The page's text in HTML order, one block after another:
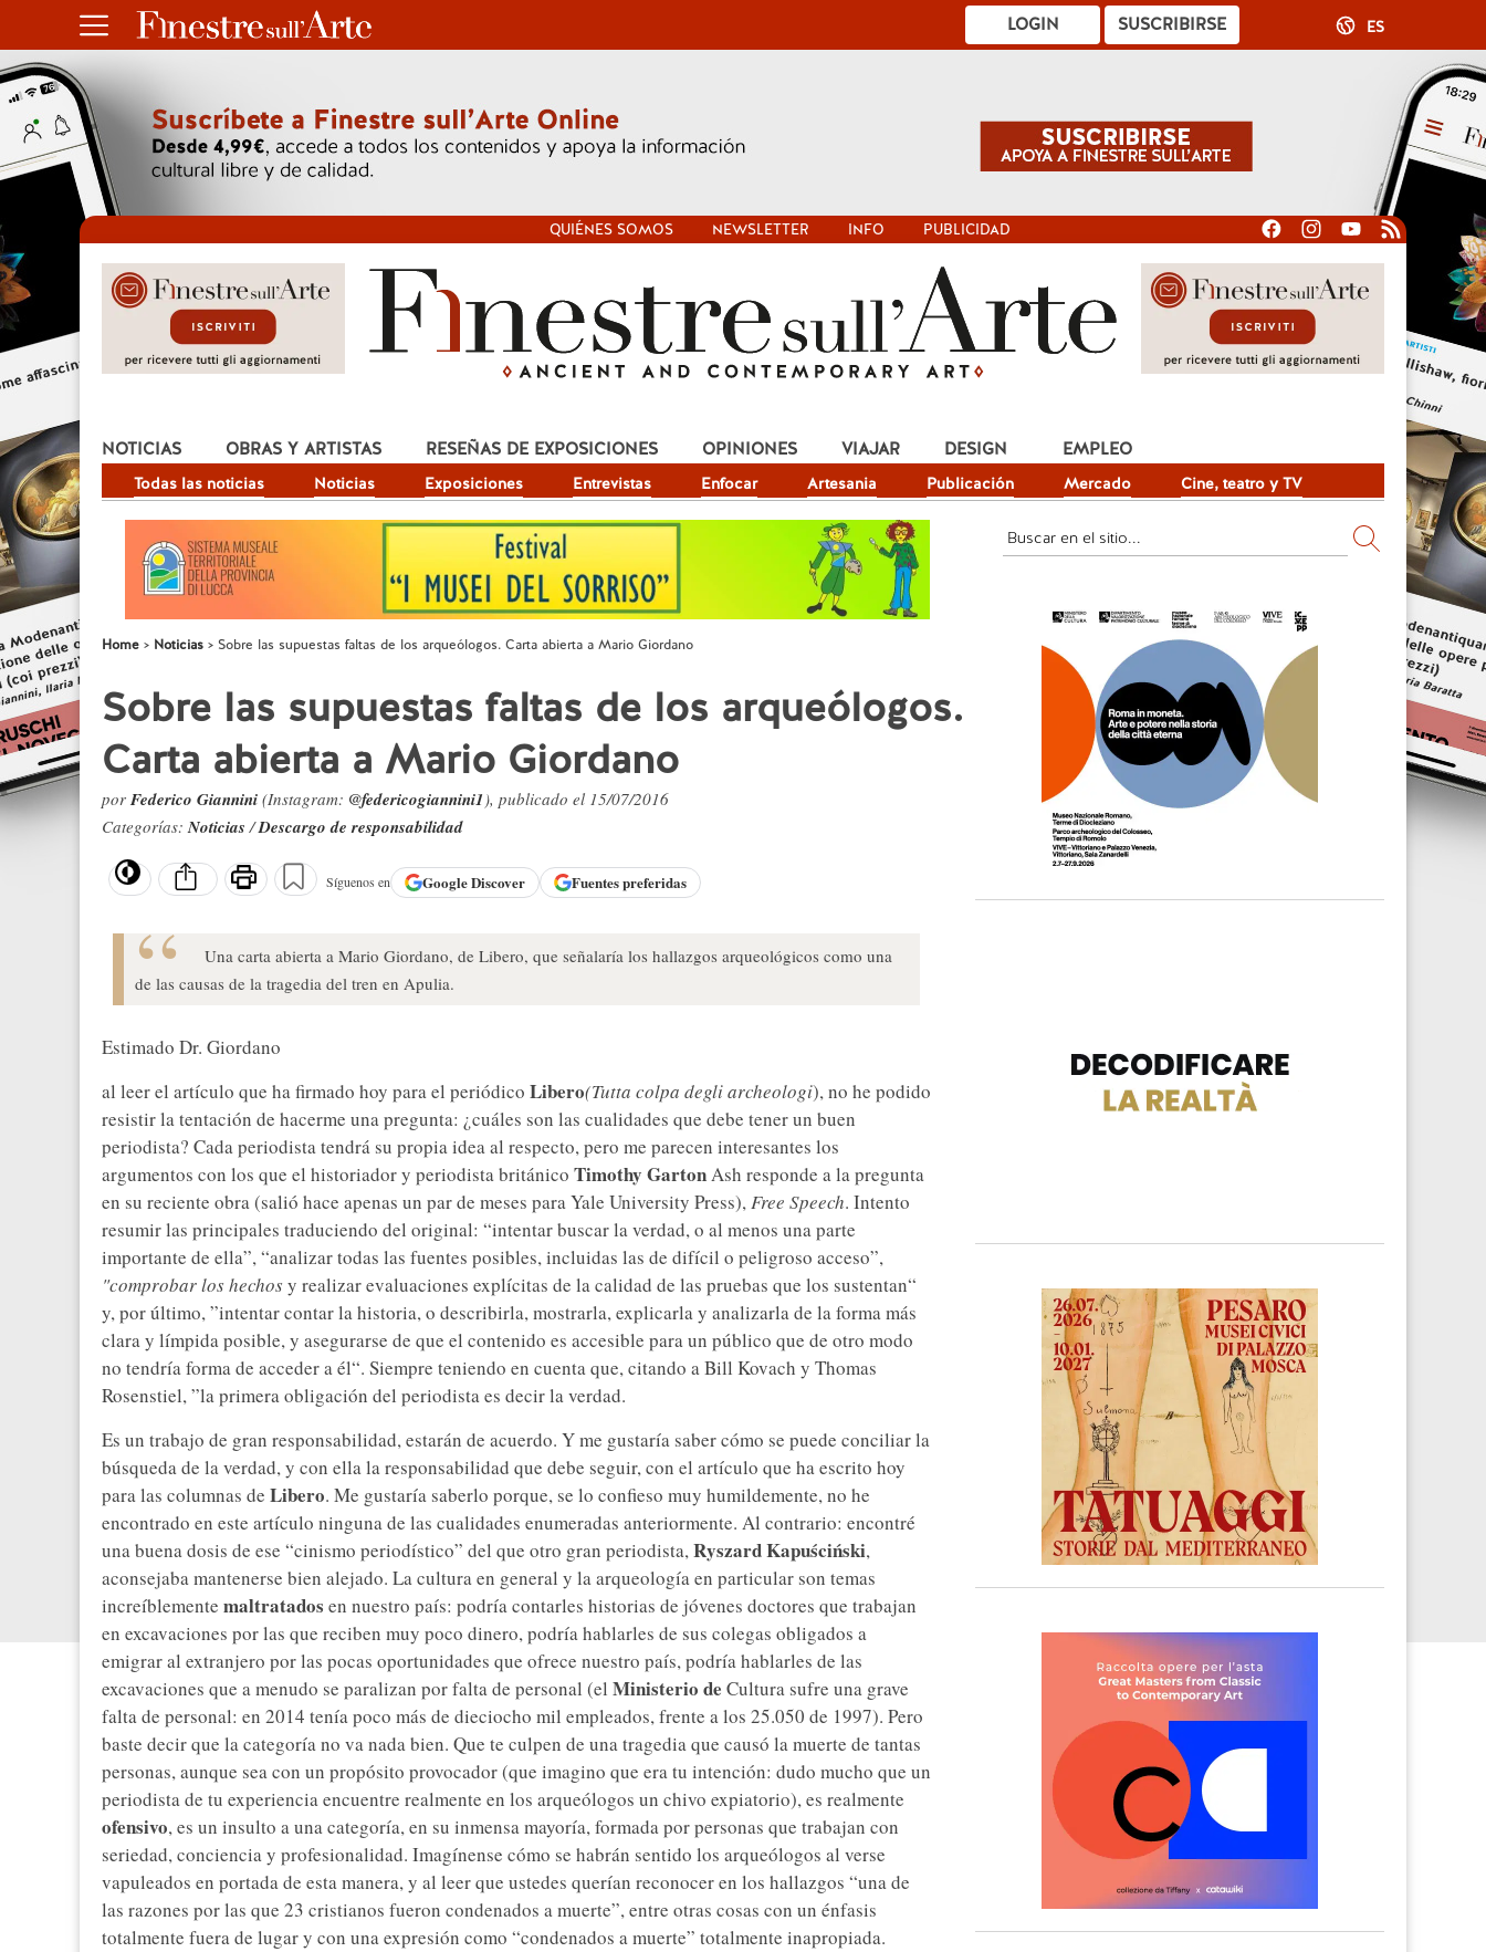
SUSCRIBIRSE
LOGIN ES
QUIÉNES SOMOS NEWSLETTER INFO PUBLICIDAD
NOTICIAS
Todas las noticias Noticias Exposiciones Entrevistas Enfocar Artesania Publicación Mercado Cine, teatro y TV
OBRAS Y ARTISTAS RESEÑAS DE EXPOSICIONES OPINIONES VIAJAR DESIGN EMPLEO
Home Noticias Sobre las supuestas faltas de los arqueólogos. Carta abierta a Mario Giordano
Sobre las supuestas faltas de los arqueólogos.
Carta abierta a Mario Giordano
por Federico Giannini (Instagram: @federicogiannini1), publicado el 15/07/2016
Categorías:Noticias/Descargo de responsabilidad
Síguenos en GoogleDiscover Fuentes preferidas
Una carta abierta a Mario Giordano, de Libero, que señalaría los hallazgos arqueológicos como una
de las causas de la tragedia del tren en Apulia.
Estimado Dr. Giordano
al leer el artículo que ha firmado hoy para el periódico Libero(Tutta colpa degli archeologi), no he podido
resistir la tentación de hacerme una pregunta: ¿cuáles son las cualidades que debe tener un buen
periodista? Cada periodista tendrá su propia idea al respecto, pero me parecen interesantes los
argumentos con los que el historiador y periodista británico Timothy GartonAsh responde a la pregunta
en su reciente obra (salió hace apenas un par de meses para Yale University Press),Free Speech. Intento
resumir las principales traduciendo del original: “intentar buscar la verdad, o al menos una parte
importante de ella”, “analizar todas las fuentes posibles, incluidas las de difícil o peligroso acceso”,
"comprobar los hechosy realizar evaluaciones explícitas de la calidad de las pruebas que los sustentan“
y, por último, ”intentar contar la historia, o describirla, mostrarla, explicarla y analizarla de la forma más
clara y límpida posible, y asegurarse de que el contenido es accesible para un público que de otro modo
no tendría forma de acceder a él“. Siempre teniendo en cuenta que, citando a Bill Kovach y Thomas
Rosenstiel, ”la primera obligación del periodista es decir la verdad.
Es un trabajo de gran responsabilidad, estarán de acuerdo. Y me gustaría saber cómo se puede conciliar la
búsqueda de la verdad, y con ella la responsabilidad que debe seguir, con el artículo que ha escrito hoy
para las columnas de Libero. Me gustaría saberlo porque, se lo confieso muy humildemente, no he
encontrado en este artículo ninguna de las cualidades enumeradas anteriormente. Al contrario: encontré
una buena dosis de ese “cinismo periodístico” del que otro gran periodista,Ryszard Kapuściński,
aconsejaba mantenerse bien alejado. La cultura en general y la arqueología en particular son temas
increíblemente maltratados en nuestro país: podría contarles historias de jóvenes doctores que trabajan
en excavaciones por las que reciben muy poco dinero, podría hablarles de sus colegas obligados a
emigrar al extranjero por las pocas oportunidades que ofrece nuestro país, podría hablarles de las
excavaciones que a menudo se paralizan por falta de personal (el Ministerio de Cultura sufre una grave
falta de personal: en 2014 tenía poco más de dieciocho mil empleados, frente a los 25.050 de 1997). Pero
baste decir que la categoría no va nada bien. Que te culpen de una tragedia que causó la muerte de tantas
personas, aunque sea con un propósito provocador (que imagino que era tu intención: dudo mucho que un
periodista de tu experiencia encuentre realmente en los arqueólogos un chivo expiatorio), es realmente
ofensivo, es un insulto a una categoría, en su inmensa mayoría, formada por personas que trabajan con
seriedad, conciencia y profesionalidad. Imagínense cómo se habrán sentido los arqueólogos al verse
vapuleados en portada de esta manera, y al leer que ustedes querían reconocer en los hallazgos “una de
las razones por las que 23 cristianos fueron condenados a muerte”, entre otras cosas con un énfasis
totalmente fuera de lugar y con una expresión como “condenados a muerte” totalmente inapropiada.